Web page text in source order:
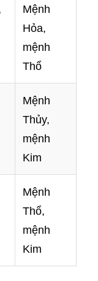
Mệnh
Hỏa,
mệnh
Thổ
Mệnh
Thủy,
mệnh
Kim
Mệnh
Thổ,
mệnh
Kim